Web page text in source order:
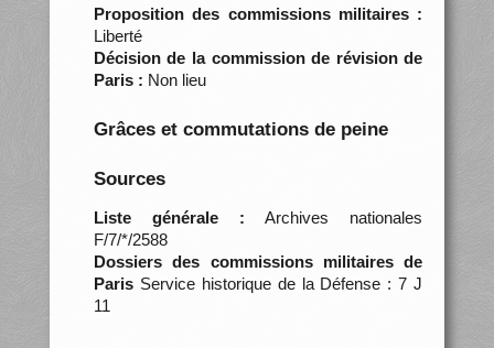
Proposition des commissions militaires :
Liberté
Décision de la commission de révision de
Paris : Non lieu
Grâces et commutations de peine
Sources
Liste générale : Archives nationales
F/7/*/2588
Dossiers des commissions militaires de
ParisService historique de la Défense : 7 J
11